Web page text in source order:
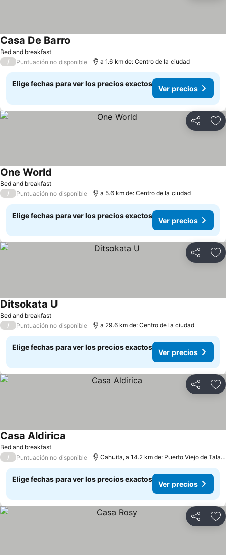
Bed and breakfast
Casa De Barro
/ Puntuación no disponible a 1.6 km de: Centro de la ciudad
Elige fechas para ver los precios exactos
Ver precios
Compartir
Bed and breakfast
One World
/ Puntuación no disponible a 5.6 km de: Centro de la ciudad
Elige fechas para ver los precios exactos
Ver precios
Compartir
Bed and breakfast
Ditsokata U
/ Puntuación no disponible a 29.6 km de: Centro de la ciudad
Elige fechas para ver los precios exactos
Ver precios
Compartir
Bed and breakfast
Casa Aldirica
/ Puntuación no disponible Cahuita, a 14.2 km de: Puerto Viejo de Talamanca
Elige fechas para ver los precios exactos
Ver precios
Compartir